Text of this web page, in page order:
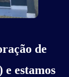
de
estamos